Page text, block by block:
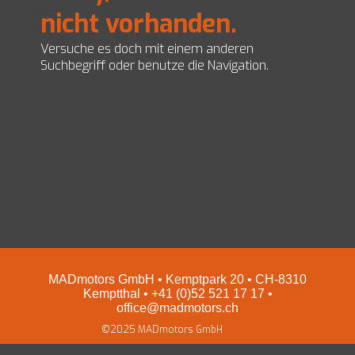
Impressum und Datenschutz
EZ Servolenkungen
Shop
nicht vorhanden.
Versuche es doch mit einem anderen
Suchbegriff oder benutze die Navigation.
MADmotors GmbH • Kemptpark 20 • CH-8310
Kemptthal • +41 (0)52 521 17 17 •
office@madmotors.ch
©2025 MADmotors GmbH